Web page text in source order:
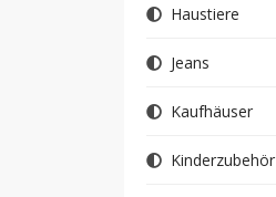
Haustiere
Jeans
Kaufhäuser
Kinderzubehör